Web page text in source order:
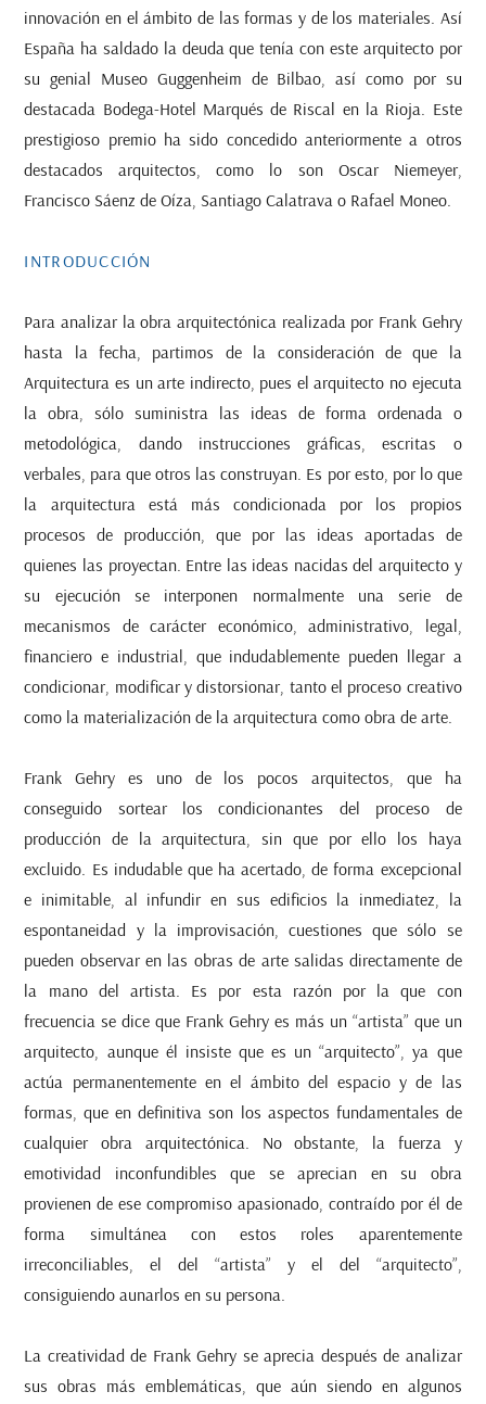
innovación en el ámbito de las formas y de los materiales. Así
España ha saldado la deuda que tenía con este arquitecto por
su genial Museo Guggenheim de Bilbao, así como por su
destacada Bodega-Hotel Marqués de Riscal en la Rioja. Este
prestigioso premio ha sido concedido anteriormente a otros
destacados arquitectos, como lo son Oscar Niemeyer,
Francisco Sáenz de Oíza, Santiago Calatrava o Rafael Moneo.
INTRODUCCIÓN
Para analizar la obra arquitectónica realizada por Frank Gehry
hasta la fecha, partimos de la consideración de que la
Arquitectura es un arte indirecto, pues el arquitecto no ejecuta
la obra, sólo suministra las ideas de forma ordenada o
metodológica, dando instrucciones gráficas, escritas o
verbales, para que otros las construyan. Es por esto, por lo que
la arquitectura está más condicionada por los propios
procesos de producción, que por las ideas aportadas de
quienes las proyectan. Entre las ideas nacidas del arquitecto y
su ejecución se interponen normalmente una serie de
mecanismos de carácter económico, administrativo, legal,
financiero e industrial, que indudablemente pueden llegar a
condicionar, modificar y distorsionar, tanto el proceso creativo
como la materialización de la arquitectura como obra de arte.
Frank Gehry es uno de los pocos arquitectos, que ha
conseguido sortear los condicionantes del proceso de
producción de la arquitectura, sin que por ello los haya
excluido. Es indudable que ha acertado, de forma excepcional
e inimitable, al infundir en sus edificios la inmediatez, la
espontaneidad y la improvisación, cuestiones que sólo se
pueden observar en las obras de arte salidas directamente de
la mano del artista. Es por esta razón por la que con
frecuencia se dice que Frank Gehry es más un “artista” que un
arquitecto, aunque él insiste que es un “arquitecto”, ya que
actúa permanentemente en el ámbito del espacio y de las
formas, que en definitiva son los aspectos fundamentales de
cualquier obra arquitectónica. No obstante, la fuerza y
emotividad inconfundibles que se aprecian en su obra
provienen de ese compromiso apasionado, contraído por él de
forma simultánea con estos roles aparentemente
irreconciliables, el del “artista” y el del “arquitecto”,
consiguiendo aunarlos en su persona.
La creatividad de Frank Gehry se aprecia después de analizar
sus obras más emblemáticas, que aún siendo en algunos